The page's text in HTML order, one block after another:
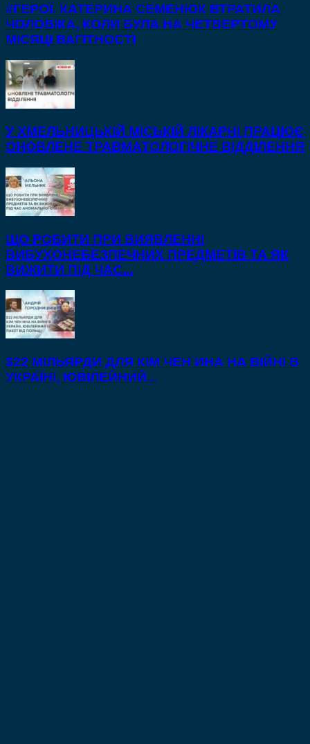
#ГЕРОЇ. КАТЕРИНА СЕМЕНЮК ВТРАТИЛА
ЧОЛОВІКА, КОЛИ БУЛА НА ЧЕТВЕРТОМУ
МІСЯЦІ ВАГІТНОСТІ
У ХМЕЛЬНИЦЬКІЙ МІСЬКІЙ ЛІКАРНІ ПРАЦЮЄ
ОНОВЛЕНЕ ТРАВМАТОЛОГІЧНЕ ВІДДІЛЕННЯ
ЩО РОБИТИ ПРИ ВИЯВЛЕННІ
ВИБУХОНЕБЕЗПЕЧНИХ ПРЕДМЕТІВ ТА ЯК
ВИЖИТИ ПІД ЧАС...
$22 МІЛЬЯРДИ ДЛЯ КІМ ЧЕН ИНА НА ВІЙНІ В
УКРАЇНІ, ЮВІЛЕЙНИЙ...